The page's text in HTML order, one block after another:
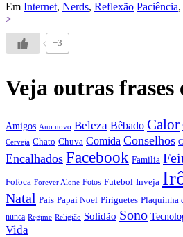
Em Internet, Nerds, Reflexão Paciência,
>
+3
Veja outras frases
Amigos Ano novo Beleza Bêbado Calor
Cerveja Chato Chuva Comida Conselhos
Encalhados Facebook Familia
Fofoca Forever Alone Fotos Futebol Inveja
Natal Pais Papai Noel Piriguetes Plaquinha
nunca Regime Religião Solidão Sono
Vida